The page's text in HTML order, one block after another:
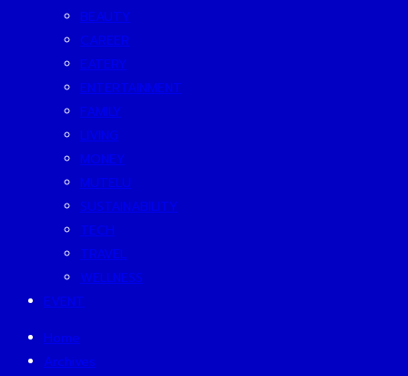
BEAUTY
CAREER
EATERY
ENTERTAINMENT
FAMILY
LIVING
MONEY
MUTELU
SUSTAINABILITY
TECH
TRAVEL
WELLNESS
EVENT
Home
Archives